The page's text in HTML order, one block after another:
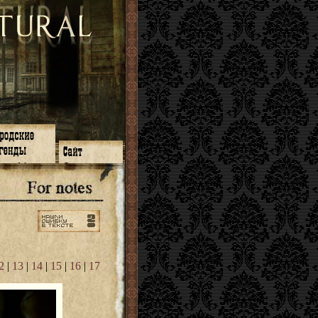
14
13
11
12
9
6
5
⇐ ⇐
О нас
ЧаВо
Поиск
Ссылки
Карта сайта
| 13 | 14 | 15 | 16 | 17